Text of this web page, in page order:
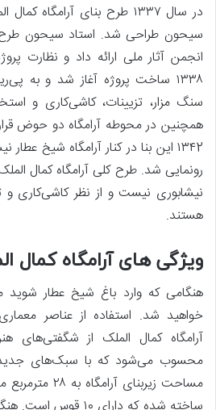
در سال ۱۳۳۷ طرح بنای
سیحون طراحی شد. استاد سیحون
انجمن آثار ملی ارائه داد و نظارت
۱۳۳۸ ساخت پروژه آغاز شد و به
سنگ مزار، تزیینات، کاشی‌کاری و
همچنین در محوطه آرامگاه دو حوض
۱۳۴2 این بنا در کنار آرامگاه شیخ
رونمایی شد. طرح کلی آرامگاه کمال
نیشابوری نیست و از نظر کاشی‌کاری و
هستند.
ویژگی های آرامگاه کمال
هنگامی که وارد باغ شیخ عطار
خواهید شد. استفاده از عناصر
آرامگاه کمال الملک از شگفتی‌های
محسوب می‌شود که با سبک‌های جدید